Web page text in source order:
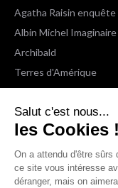
Salut c'est nous...
les Cookies !
On a attendu d'être sûrs
ce site vous intéresse
déranger, mais on
Agatha Raisin enquête
Albin Michel Imaginaire
Archibald
Terres d'Amérique
Espaces Libres Poche
NOX
Wiz
Voir toutes les collections